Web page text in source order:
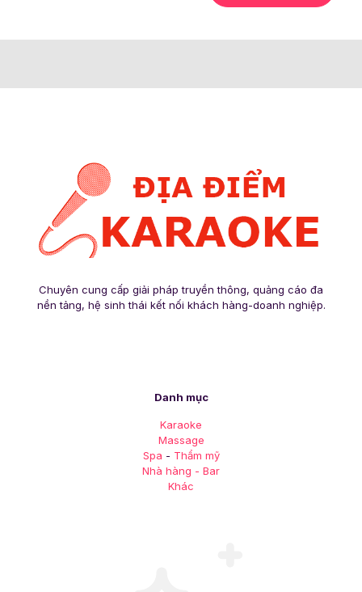
Chuyên cung cấp giải pháp truyền thông, quảng cáo đa
nền tảng, hệ sinh thái kết nối khách hàng-doanh nghiệp.
Danh mục
Karaoke
Massage
Spa - Thẩm mỹ
Nhà hàng - Bar
Khác